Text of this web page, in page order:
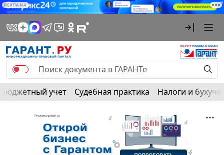
РЕКЛАМА
Бюджетный учет Судебная практика Налоги и